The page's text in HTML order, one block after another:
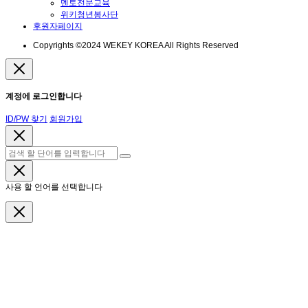
멘토전문교육
위키청년봉사단
후원자페이지
Copyrights ©2024 WEKEY KOREA All Rights Reserved
계정에 로그인합니다
ID/PW 찾기 회원가입
사용 할 언어를 선택합니다